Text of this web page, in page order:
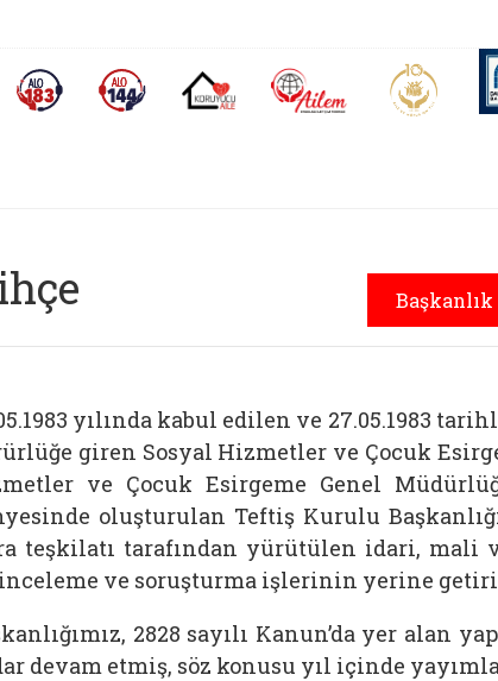
Sorulan Sorular
Alo 183 (yeni sekmede açılır)Alo 144 (yeni sekmede açılır)Koruyucu Aile (yeni sekmede açılır)
AİLEM İletişim Aile ve
Başkanlık
yılında kabul edilen ve 27.05.1983
giren Sosyal Hizmetler ve Çocuk
ve Çocuk Esirgeme Genel
oluşturulan Teftiş Kurulu
teşkilatı tarafından yürütülen idari,
ve soruşturma işlerinin yerine
2828 sayılı Kanun’da yer alan
devam etmiş, söz konusu yıl içinde